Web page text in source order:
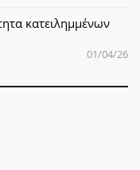
κατειλημμένων
01/04/26